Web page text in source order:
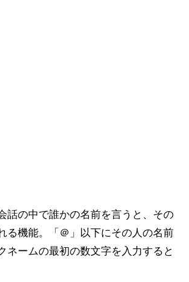
話の中で誰かの名前を言うと、その
る機能。「＠」以下にその人の名前
ネームの最初の数文字を入力すると